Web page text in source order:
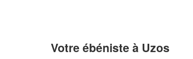
Votre ébéniste à Uzos